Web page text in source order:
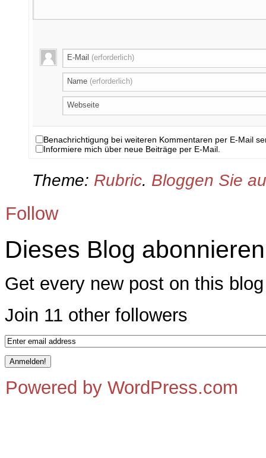
E-Mail (erforderlich)
Name (erforderlich)
Webseite
Benachrichtigung bei weiteren Kommentaren per E-Mail
Informiere mich über neue Beiträge per E-Mail.
Theme: Rubric. Bloggen Sie
Follow
Dieses Blog abonnieren
Get every new post on this
Join 11 other followers
Powered by WordPress.com